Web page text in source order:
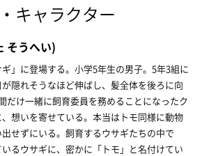
キャラクター
そうへい)
」に登場する。小学5年生の男子。5年3組に
隠れそうなほど伸ばし、髪全体を後ろに向
だけ一緒に飼育委員を務めることになったク
想いを寄せている。本当はトモ同様に動物
せずにいる。飼育するウサギたちの中で
るウサギに、密かに「トモ」と名付けてい